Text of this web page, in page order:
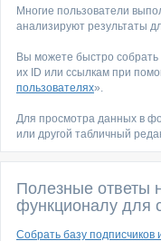
Многие пользователи
анализируют результаты
Вы можете быстро
их ID или ссылкам при
пользователях».
Для просмотра данных в
или другой табличный
Полезные ответы
функционалу для
Собрать базу подписчиков